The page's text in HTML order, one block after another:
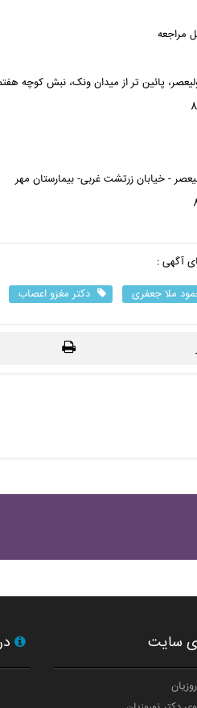
مراجعه
پائین تر از میدان ونک، نبش کوچه هفتم،
- خیابان زرتشت غربی- بیمارستان مهر
آگهی :
ملا جعفری
دکتر مغزو اعصاب
سایت